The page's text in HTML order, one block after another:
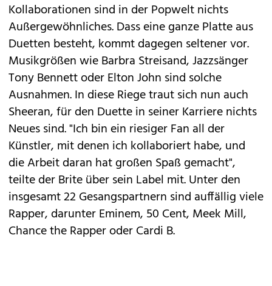
Kollaborationen sind in der Popwelt nichts
Außergewöhnliches. Dass eine ganze Platte aus
Duetten besteht, kommt dagegen seltener vor.
Musikgrößen wie Barbra Streisand, Jazzsänger
Tony Bennett oder Elton John sind solche
Ausnahmen. In diese Riege traut sich nun auch
Sheeran, für den Duette in seiner Karriere nichts
Neues sind. "Ich bin ein ‎riesiger Fan all der
Künstler, mit denen ich kollaboriert habe, und
die Arbeit daran ‎hat großen Spaß gemacht",
teilte der Brite über sein Label mit. Unter den
insgesamt 22 Gesangspartnern sind auffällig viele
Rapper, darunter Eminem, 50 Cent, Meek Mill,
Chance the Rapper oder Cardi B.